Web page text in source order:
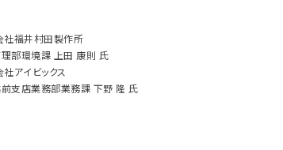
社福井村田製作所
部環境課 上田 康則 氏
アイビックス
支店業務部業務課 下野 隆 氏